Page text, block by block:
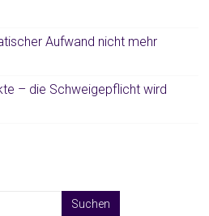
Aufwand nicht mehr
– die Schweigepflicht wird